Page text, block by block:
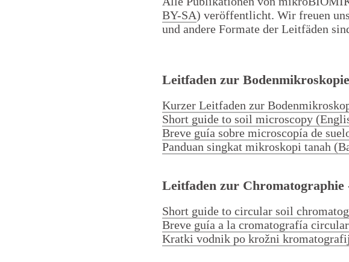
BY-SA) veröffentlicht. Wir freuen
und andere Formate der Leitfäden
Leitfaden zur Bodenmikroskopie
Kurzer Leitfaden zur
Short guide to soil microscopy
Breve guía sobre microscopía de
Panduan singkat mikroskopi tanah
Leitfaden zur Chromatographie
Short guide to circular soil
Breve guía a la cromatografía
Kratki vodnik po krožni